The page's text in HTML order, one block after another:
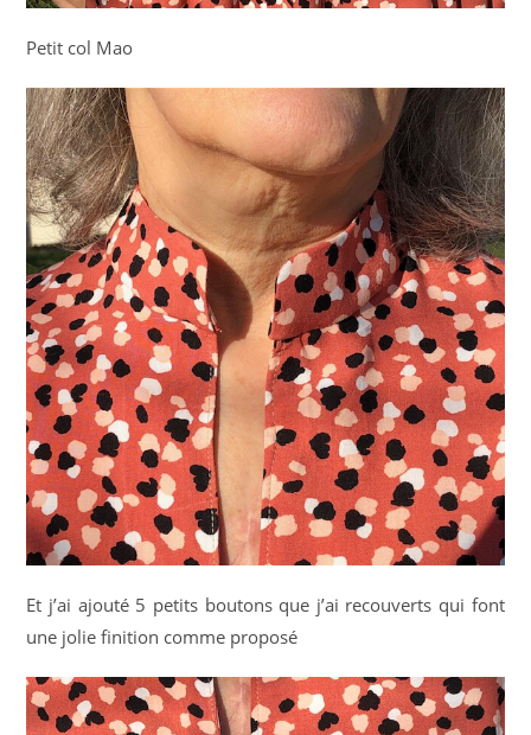
Petit col Mao
Et j’ai ajouté 5 petits boutons que j’ai recouverts qui font
une jolie finition comme proposé